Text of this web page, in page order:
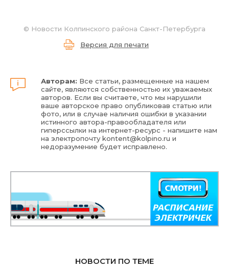
© Новости Колпинского района Санкт-Петербурга
Версия для печати
Авторам: Все статьи, размещенные на нашем
сайте, являются собственностью их уважаемых
авторов. Если вы считаете, что мы нарушили
ваше авторское право опубликовав статью или
фото, или в случае наличия ошибки в указании
истинного автора-правообладателя или
гиперссылки на интернет-ресурс - напишите нам
на электропочтуkontent@kolpino.ru и
недоразумение будет исправлено.
НОВОСТИ ПО ТЕМЕ